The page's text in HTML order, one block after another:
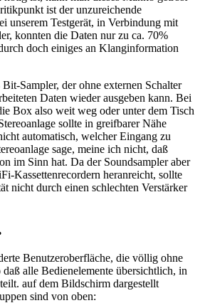
ist der unzureichende
unserem Testgerät, in Verbindung mit
konnten die Daten nur zu ca. 70%
doch einiges an Klanginformation
Sampler, der ohne externen Schalter
Daten wieder ausgeben kann. Bei
Box also weit weg oder unter dem Tisch
sollte in greifbarer Nähe
automatisch, welcher Eingang zu
sage, meine ich nicht, daß
im Sinn hat. Da der Soundsampler aber
Kassettenrecordern heranreicht, sollte
nicht durch einen schlechten Verstärker
Benutzeroberfläche, die völlig ohne
alle Bedienelemente übersichtlich, in
auf dem Bildschirm dargestellt
sind von oben: